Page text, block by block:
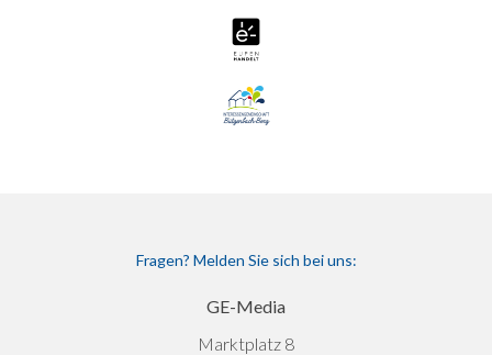
Fragen? Melden Sie sich bei uns:
GE-Media
Marktplatz 8